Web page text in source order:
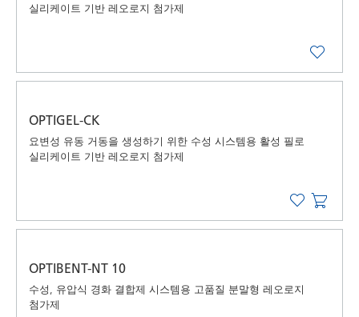
실리케이트 기반 레오로지 첨가제
OPTIGEL-CK
요변성 유동 거동을 생성하기 위한 수성 시스템용 활성 필로
실리케이트 기반 레오로지 첨가제
OPTIBENT-NT 10
수성, 유압식 경화 결합제 시스템용 고품질 분말형 레오로지
첨가제